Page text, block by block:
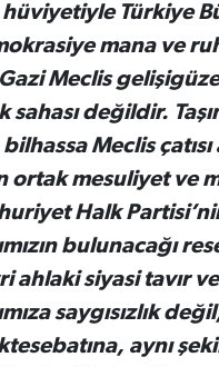
hüviyetiyle Türkiye
mana ve
Meclis
sahası değildir.
Meclis
mesuliyet ve
Halk
bulunacağı
ahlaki siyasi tavır
saygısızlık
aynı